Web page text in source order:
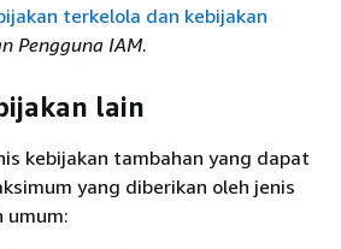
terkelola dan kebijakan
Pengguna IAM.
lain
kebijakan tambahan yang dapat
yang diberikan oleh jenis
umum: